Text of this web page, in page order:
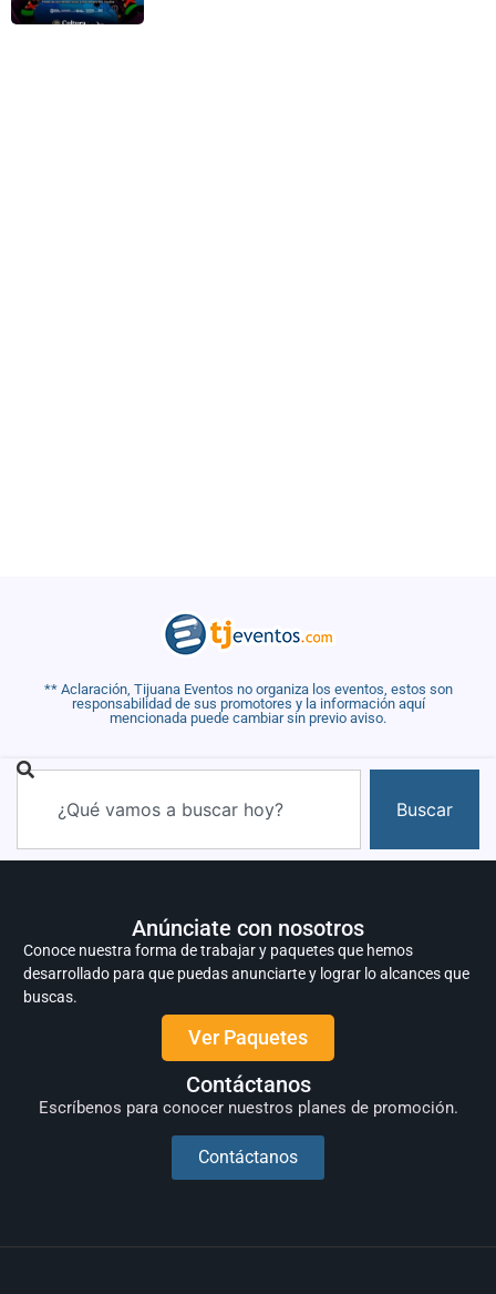
** Aclaración, Tijuana Eventos no organiza los eventos, estos son
responsabilidad de sus promotores y la información aquí
mencionada puede cambiar sin previo aviso.
Buscar
Anúnciate con nosotros
Conoce nuestra forma de trabajar y paquetes que hemos
desarrollado para que puedas anunciarte y lograr lo alcances que
buscas.
Ver Paquetes
Contáctanos
Escríbenos para conocer nuestros planes de promoción.
Contáctanos